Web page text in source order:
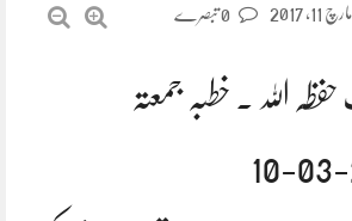
مارچ 11, 2017
حفظہ اللہ ۔ خطبہ جمعتہ